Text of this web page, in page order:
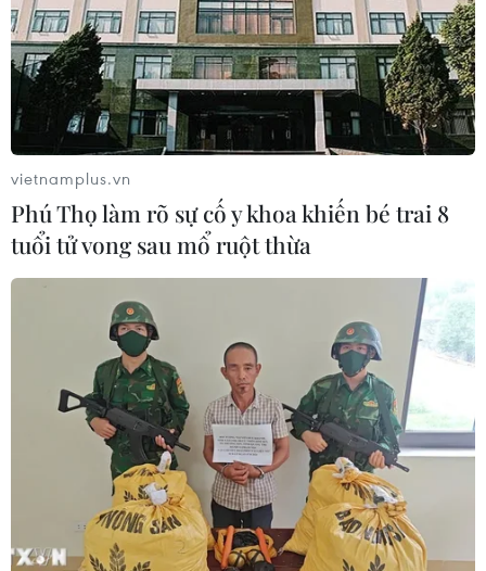
13/07/2019 02:18
Nếu không có sự hợp tác, hỗ trợ của doanh nghiệp xuất
nhập khẩu, chủ tàu Việt Nam rất khó khăn trong việc
giành thị phần vận tải biển.
Xây dựng cơ chế phát triển đội tàu biển
Việt Nam mạnh mẽ hơn
vietnamplus.vn
Phú Thọ làm rõ sự cố y khoa khiến bé trai 8
tuổi tử vong sau mổ ruột thừa